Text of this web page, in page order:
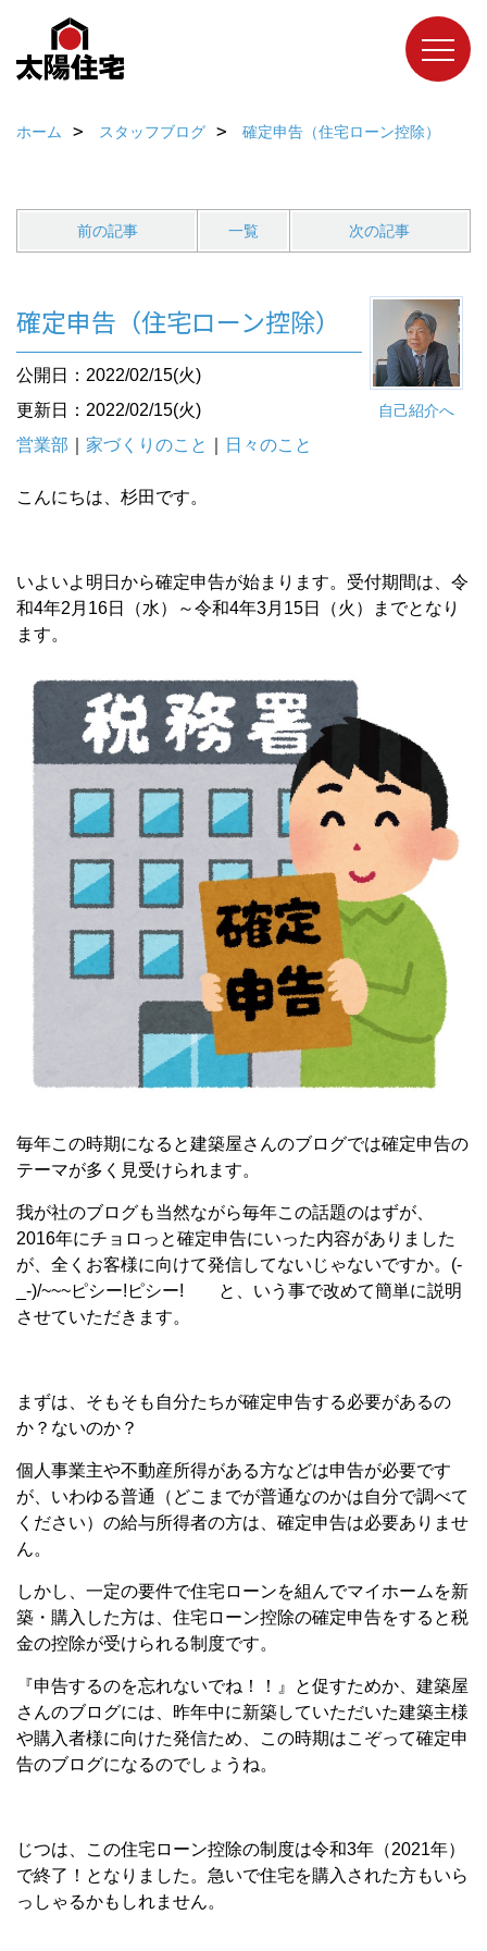
ホーム スタッフブログ 確定申告（住宅ローン控除）
前の記事 一覧 次の記事
自己紹介へ
確定申告（住宅ローン控除）
公開日：2022/02/15(火)
更新日：2022/02/15(火)
営業部
家づくりのこと 日々のこと
こんにちは、杉田です。
いよいよ明日から確定申告が始まります。受付期間は、令
和4年2月16日（水）～令和4年3月15日（火）までとなり
ます。
毎年この時期になると建築屋さんのブログでは確定申告の
テーマが多く見受けられます。
我が社のブログも当然ながら毎年この話題のはずが、
2016年にチョロっと確定申告にいった内容がありました
が、全くお客様に向けて発信してないじゃないですか。(-
_-)/~~~ピシー!ピシー! と、いう事で改めて簡単に説明
させていただきます。
まずは、そもそも自分たちが確定申告する必要があるの
か？ないのか？
個人事業主や不動産所得がある方などは申告が必要です
が、いわゆる普通（どこまでが普通なのかは自分で調べて
ください）の給与所得者の方は、確定申告は必要ありませ
ん。
しかし、一定の要件で住宅ローンを組んでマイホームを新
築・購入した方は、住宅ローン控除の確定申告をすると税
金の控除が受けられる制度です。
『申告するのを忘れないでね！！』と促すためか、建築屋
さんのブログには、昨年中に新築していただいた建築主様
や購入者様に向けた発信ため、この時期はこぞって確定申
告のブログになるのでしょうね。
じつは、この住宅ローン控除の制度は令和3年（2021年）
で終了！となりました。急いで住宅を購入された方もいら
っしゃるかもしれません。